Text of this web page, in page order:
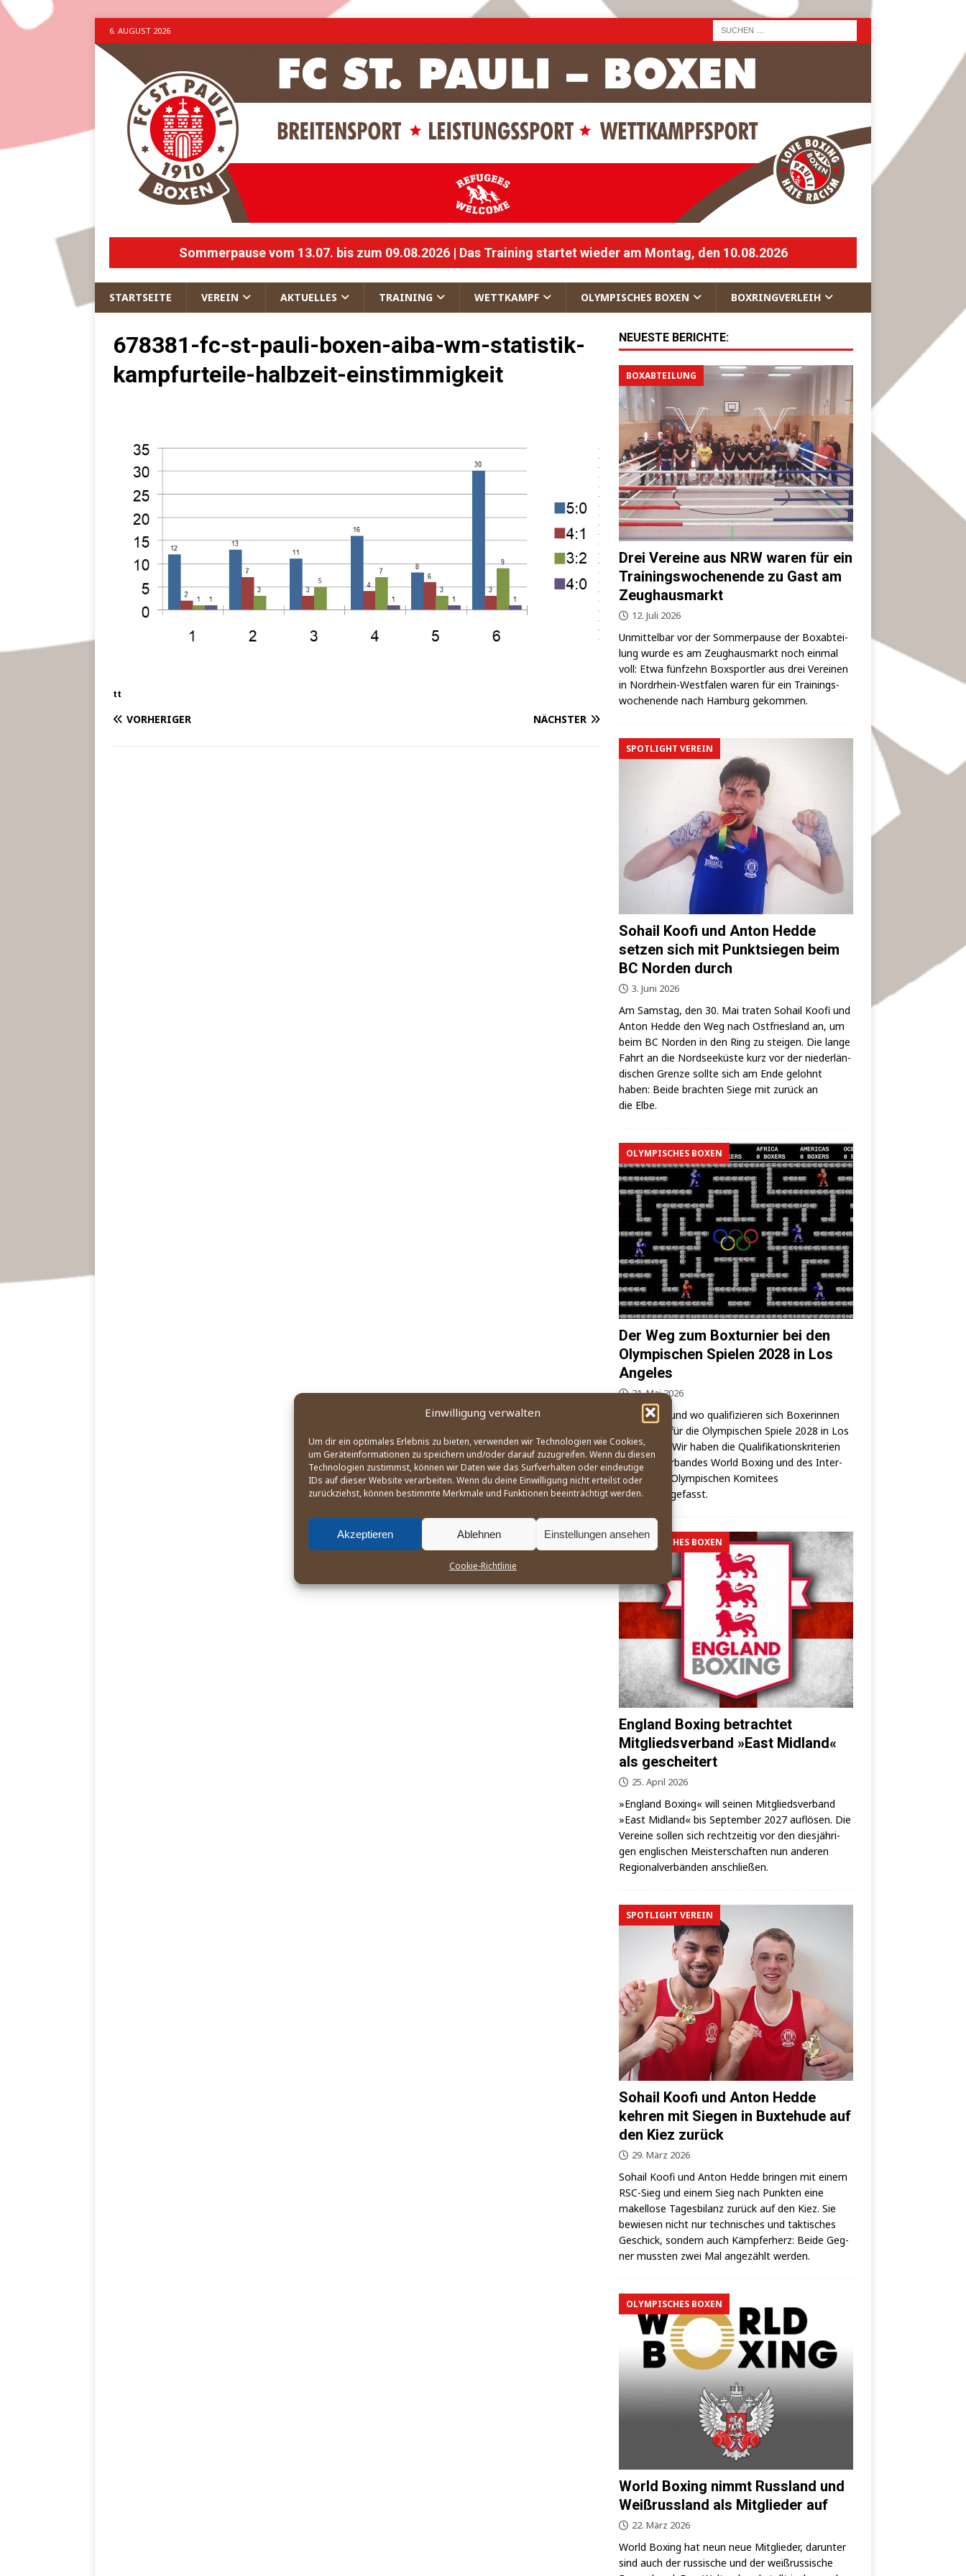
Einwilligung verwalten
Um dir ein optimales Erlebnis zu bieten, verwenden wir Technologien wie Cookies,
um Geräteinformationen zu speichern und/oder darauf zuzugreifen. Wenn du diesen
Technologien zustimmst, können wir Daten wie das Surfverhalten oder eindeutige
IDs auf dieser Website verarbeiten. Wenn du deine Einwilligung nicht erteilst oder
zurückziehst, können bestimmte Merkmale und Funktionen beeinträchtigt werden.
Akzeptieren Ablehnen Einstellungen ansehen
Cookie-Richtlinie
6. AUGUST 2026
Sommerpause vom 13.07. bis zum 09.08.2026 | Das Training startet wieder am Montag, den 10.08.2026
STARTSEITE VEREIN AKTUELLES TRAINING WETTKAMPF OLYMPISCHES BOXEN BOXRINGVERLEIH
678381-fc-st-pauli-boxen-aiba-wm-statistik-
kampfurteile-halbzeit-einstimmigkeit
tt
VORHERIGER NÄCHSTER
NEUESTE BERICHTE:
BOXABTEILUNG
Drei Vereine aus NRW waren für ein
Trainingswochenende zu Gast am
Zeughausmarkt
12. Juli 2026
Unmit­tel­bar vor der Som­mer­pau­se der Box­ab­tei­
lung wur­de es am Zeug­haus­markt noch ein­mal
voll: Etwa fünf­zehn Box­sport­ler aus drei Ver­ei­nen
in Nord­rhein-West­fa­len waren für ein Trai­nings­
wo­chen­en­de nach Ham­burg gekommen.
SPOTLIGHT VEREIN
Sohail Koofi und Anton Hedde
setzen sich mit Punktsiegen beim
BC Norden durch
3. Juni 2026
Am Sams­tag, den 30. Mai tra­ten Sohail Koo­fi und
Anton Hed­de den Weg nach Ost­fries­land an, um
beim BC Nor­den in den Ring zu stei­gen. Die lan­ge
Fahrt an die Nord­see­küs­te kurz vor der nie­der­län­
di­schen Gren­ze soll­te sich am Ende gelohnt
haben: Bei­de brach­ten Sie­ge mit zurück an
die Elbe.
OLYMPISCHES BOXEN
Der Weg zum Boxturnier bei den
Olympischen Spielen 2028 in Los
Angeles
21. Mai 2026
Wie, wann und wo qua­li­fi­zie­ren sich Boxe­rin­nen
und Boxer für die Olym­pi­schen Spie­le 2028 in Los
Ange­les? – Wir haben die Qua­li­fi­ka­ti­ons­kri­te­ri­en
des Welt­ver­ban­des World Boxing und des Inter­
na­tio­na­les Olym­pi­schen Komi­tees
zusammengefasst.
OLYMPISCHES BOXEN
England Boxing betrachtet
Mitgliedsverband »East Midland«
als gescheitert
25. April 2026
»Eng­land Boxing« will sei­nen Mit­glieds­ver­band
»East Mid­land« bis Sep­tem­ber 2027 auf­lö­sen. Die
Ver­ei­ne sol­len sich recht­zei­tig vor den dies­jäh­ri­
gen eng­li­schen Meis­ter­schaf­ten nun ande­ren
Regio­nal­ver­bän­den anschließen.
SPOTLIGHT VEREIN
Sohail Koofi und Anton Hedde
kehren mit Siegen in Buxtehude auf
den Kiez zurück
29. März 2026
Sohail Koo­fi und Anton Hed­de brin­gen mit einem
RSC-Sieg und einem Sieg nach Punk­ten eine
makel­lo­se Tages­bi­lanz zurück auf den Kiez. Sie
bewie­sen nicht nur tech­ni­sches und tak­ti­sches
Geschick, son­dern auch Kämp­fer­herz: Bei­de Geg­
ner muss­ten zwei Mal ange­zählt werden.
OLYMPISCHES BOXEN
World Boxing nimmt Russland und
Weißrussland als Mitglieder auf
22. März 2026
World Boxing hat neun neue Mit­glie­der, dar­un­ter
sind auch der rus­si­sche und der weiß­rus­si­sche